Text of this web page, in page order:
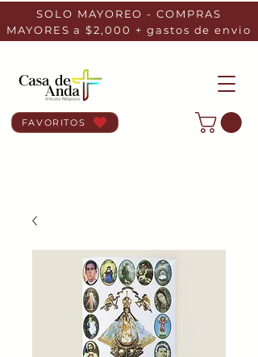
SOLO MAYOREO - COMPRAS
MAYORES a $2,000 + gastos de envio
FAVORITOS